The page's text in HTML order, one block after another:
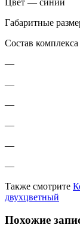
Габаритные
Состав
—
—
—
—
—
—
Также смотрите
двухцветный
Похожие